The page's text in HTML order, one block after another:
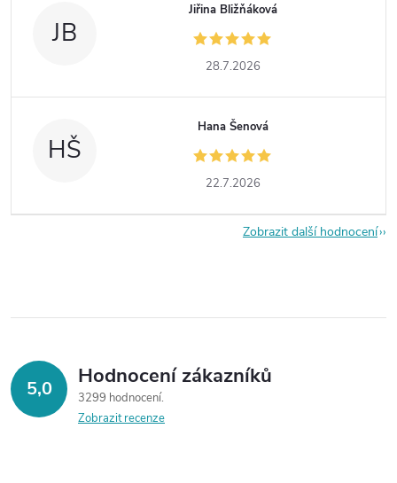
JB
Jiřina Bližňáková
28.7.2026
HŠ
Hana Šenová
22.7.2026
Zobrazit další hodnocení
5,0 Hodnocení zákazníků
3299 hodnocení
Zobrazit recenze